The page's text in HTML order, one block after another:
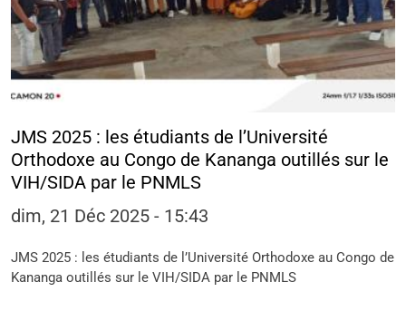
JMS 2025 : les étudiants de l’Université
Orthodoxe au Congo de Kananga outillés sur le
VIH/SIDA par le PNMLS
dim, 21 Déc 2025 - 15:43
JMS 2025 : les étudiants de l’Université Orthodoxe au Congo de
Kananga outillés sur le VIH/SIDA par le PNMLS